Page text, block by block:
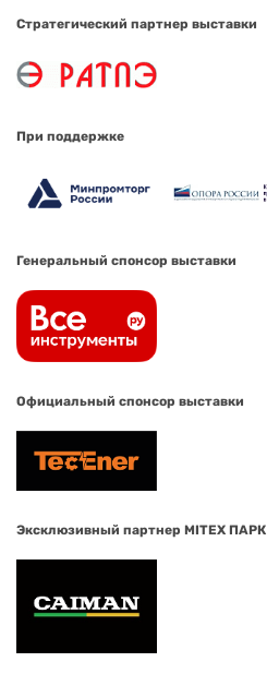
Стратегический партнер выставки
При поддержке
Генеральный спонсор выставки
Официальный спонсор выставки
Эксклюзивный партнер MITEX ПАРК